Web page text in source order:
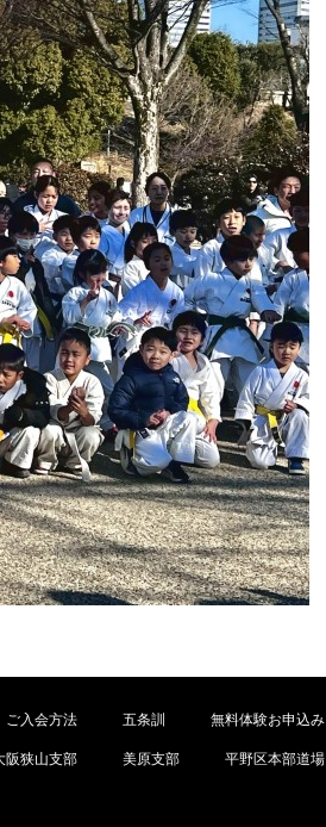
ご入会方法 五条訓 無料体験お申込み
阪狭山支部 美原支部 平野区本部道場